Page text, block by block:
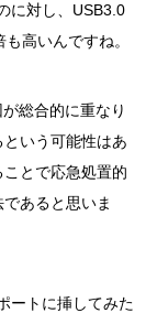
に対し、USB3.0
高いんですね。
総合的に重なり
いう可能性はあ
とで応急処置的
あると思いま
ートに挿してみた